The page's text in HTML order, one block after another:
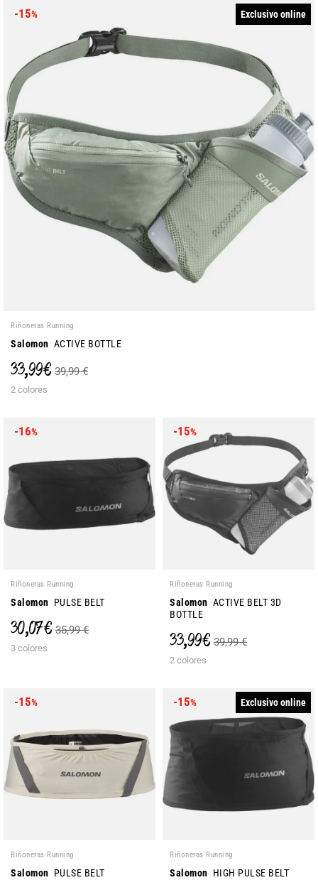
-15% Exclusivo online
Riñoneras Running
Salomon ACTIVE BOTTLE
33,99 € 39,99 €
2 colores
-16%
Riñoneras Running
Salomon PULSE BELT
30,07 € 35,99 €
3 colores
-15%
Riñoneras Running
Salomon ACTIVE BELT 3D
BOTTLE
33,99 € 39,99 €
2 colores
-15%
Riñoneras Running
Salomon PULSE BELT
-15% Exclusivo online
Riñoneras Running
Salomon HIGH PULSE BELT